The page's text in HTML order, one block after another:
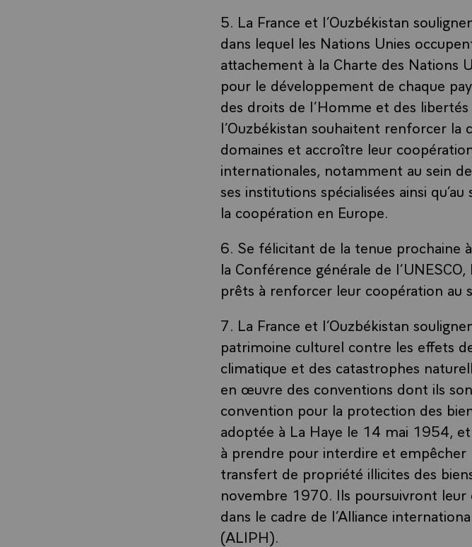
5. La France et l’Ouzbékistan
dans lequel les Nations Unies
attachement à la Charte des Nations
pour le développement de chaque
des droits de l’Homme et des
l’Ouzbékistan souhaitent renforcer
domaines et accroître leur
internationales, notamment au sein
ses institutions spécialisées ainsi
la coopération en Europe.
6. Se félicitant de la tenue prochaine
la Conférence générale de
prêts à renforcer leur coopération au
7. La France et l’Ouzbékistan
patrimoine culturel contre les effets
climatique et des catastrophes
en œuvre des conventions dont ils
convention pour la protection des
adoptée à La Haye le 14 mai 1954,
à prendre pour interdire et empêcher
transfert de propriété illicites des
novembre 1970. Ils poursuivront
dans le cadre de l’Alliance
(ALIPH).